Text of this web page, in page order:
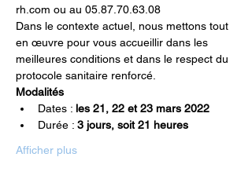
rh.com ou au 05.87.70.63.08
Dans le contexte actuel, nous mettons tout
en œuvre pour vous accueillir dans les
meilleures conditions et dans le respect du
protocole sanitaire renforcé.
Modalités
Dates : les 21, 22 et 23 mars 2022
Durée : 3 jours, soit 21 heures
Afficher plus